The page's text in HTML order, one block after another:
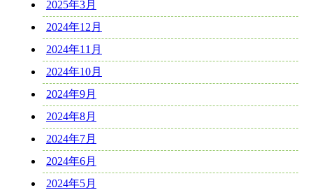
2025年3月
2024年12月
2024年11月
2024年10月
2024年9月
2024年8月
2024年7月
2024年6月
2024年5月